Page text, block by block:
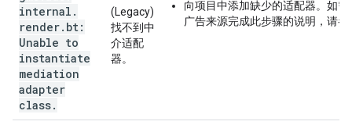
internal .
render. bt:
Unable to
instantiate
mediation
adapter
class.
(Legacy)
找不到中
介适配
器。
向项目中添加缺少的适配器。如
广告来源完成此步骤的说明，请参